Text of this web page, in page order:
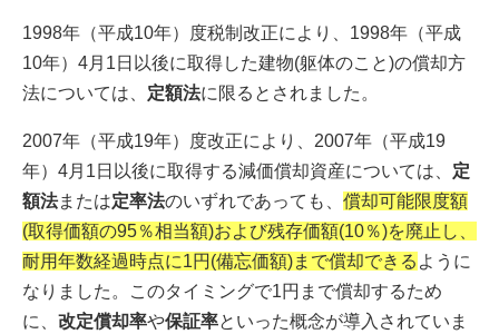
1998年（平成10年）度税制改正により、1998年（平成
10年）4月1日以後に取得した建物(躯体のこと)の償却方
法については、 定額法に限るとされました。
2007年（平成19年）度改正により、2007年（平成19
年）4月1日以後に取得する減価償却資産については、 定
額法または定率法のいずれであっても、 償却可能限度額
(取得価額の95％相当額)および残存価額(10％)を廃止し、
耐用年数経過時点に1円(備忘価額)まで償却できる ように
なりました。このタイミングで1円まで償却するため
に、 改定償却率や保証率といった概念が導入されていま